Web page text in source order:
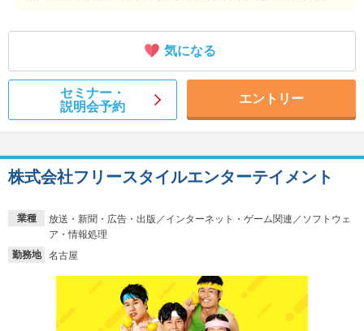
気になる
セミナー・
説明会予約
エントリー
業種
放送・新聞・広告・出版／インターネット・ゲーム関連／ソフトウェ
ア・情報処理
勤務地
名古屋
株式会社フリースタイルエンターテイメント